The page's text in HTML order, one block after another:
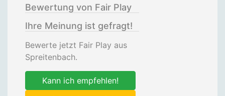
Bewertung von Fair Play
Ihre Meinung ist gefragt!
Bewerte jetzt Fair Play aus
Spreitenbach.
Kann ich empfehlen!